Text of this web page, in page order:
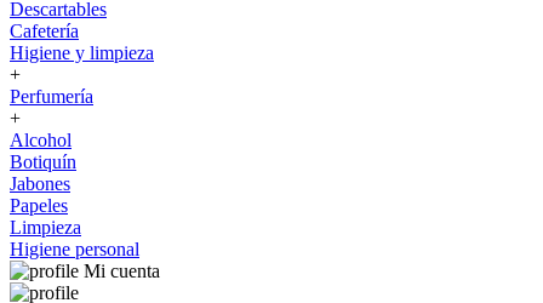
Descartables
Cafetería
Higiene y limpieza
+
Perfumería
+
Alcohol
Botiquín
Jabones
Papeles
Limpieza
Higiene personal
Mi cuenta